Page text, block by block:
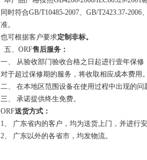
同时符合GB/T10485-2007、GB/T2423.37-
准。
也可根据客户要求定制非标。
五、ORF售后服务：
一、 从验收部门验收合格之日起进行壹年保
对于超过保修期的服务，将收取相应成本费用。
二、 在本地区范围设备在使用过程中出现的问
三、 承诺提供终生免费。
ORF送货方式：
1、 广东省内的客户，均为送货上门，并进行安
2、 广东以外的各省市，均发物流。